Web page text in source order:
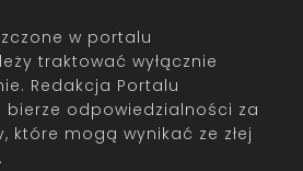
w portalu
traktować wyłącznie
Redakcja Portalu
bierze odpowiedzialności za
które mogą wynikać ze złej